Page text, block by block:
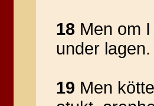
18 Men om
under lagen.
19 Men